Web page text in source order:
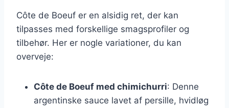
Côte de Boeuf er en alsidig ret, der kan
tilpasses med forskellige smagsprofiler og
tilbehør. Her er nogle variationer, du kan
overveje:
Côte de Boeuf med chimichurri: Denne
argentinske sauce lavet af persille, hvidløg